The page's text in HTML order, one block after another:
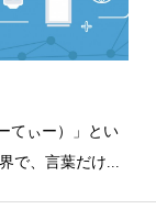
てぃー）」とい
で、言葉だけ...